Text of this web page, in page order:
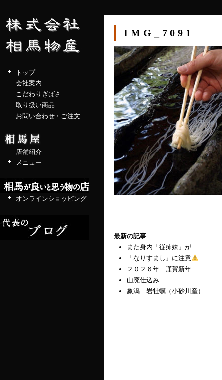
トップ
会社案内
こだわりぎばさ
取り扱い商品
お問い合わせ・ご注文
店舗紹介
メニュー
オンラインショッピング
IMG_7091
最新の記事
また身内「従姉妹」が
「なりすまし」に注意
２０２６年 謹賀新年
山廃仕込み
象潟 岩牡蠣（小砂川産）